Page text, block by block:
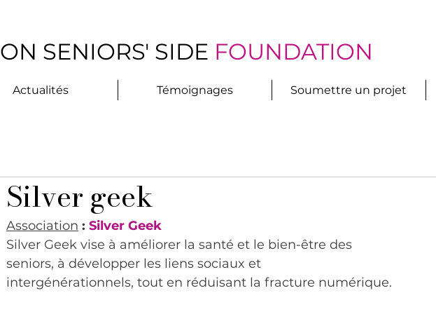
ON SENIORS' SIDE FOUNDATION
Actualités Témoignages Soumettre un projet
Silver geek
Association : Silver Geek
Silver Geek vise à améliorer la santé et le bien-être des
seniors, à développer les liens sociaux et
intergénérationnels, tout en réduisant la fracture numérique.